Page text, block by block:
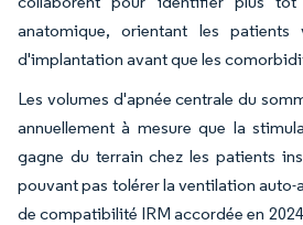
anatomique, orientant les patients
d'implantation avant que les
Les volumes d'apnée centrale du
annuellement à mesure que la
gagne du terrain chez les patients
pouvant pas tolérer la ventilation
de compatibilité IRM accordée en